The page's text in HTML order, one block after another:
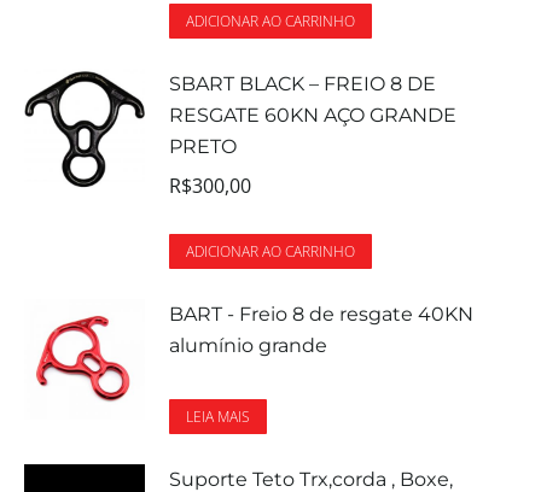
ADICIONAR AO CARRINHO
SBART BLACK – FREIO 8 DE
RESGATE 60KN AÇO GRANDE
PRETO
R$300,00
ADICIONAR AO CARRINHO
BART - Freio 8 de resgate 40KN
alumínio grande
LEIA MAIS
Suporte Teto Trx,corda , Boxe,